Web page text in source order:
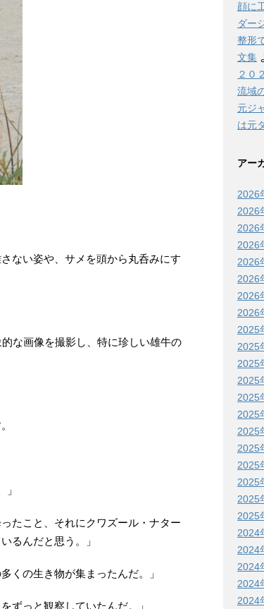
ない姿や、サメを頭から丸呑みにす
な画像を撮影し、特に珍しい雄牛の
たこと、それにクワズール・ナター
るんだと思う。」
くの生き物が集まったんだ。」
ずっと観察していたんだ。」
顔に
ダー
整形
文集
２０
流域
元ジ
は元
アー
2026
2026
2026
2026
2026
2026
2026
2026
2025
2025
2025
2025
2025
2025
2025
2025
2025
2025
2025
2025
2024
2024
2024
2024
2024